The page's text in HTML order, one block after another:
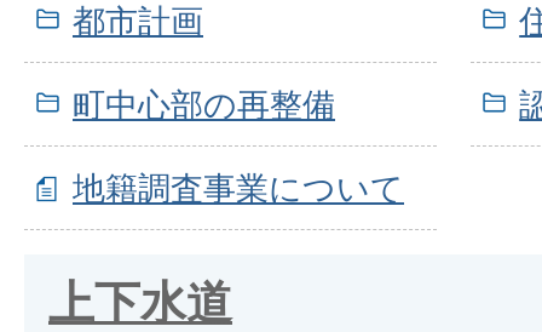
都市計画
町中心部の再整備
地籍調査事業について
上下水道